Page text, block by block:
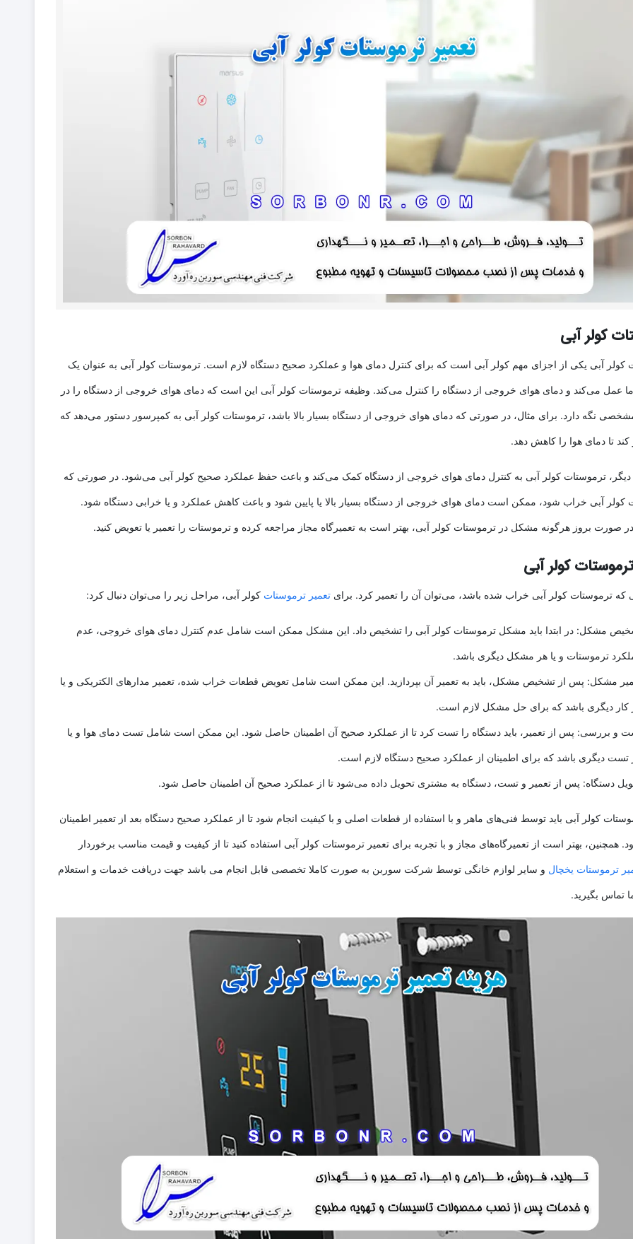
۱۶۰ سانتی متر
۱۸۰ سانتی متر
کولر آبی
کولر آبی یکی از اجزای مهم کولر آبی است که برای کنترل دمای هوا و عملکرد صحیح دستگاه لازم است. ترموستات کولر آبی به عنوان یک
عمل می‌کند و دمای هوای خروجی از دستگاه را کنترل می‌کند. وظیفه ترموستات کولر آبی این است که دمای هوای خروجی از دستگاه را در
نگه دارد. برای مثال، در صورتی که دمای هوای خروجی از دستگاه بسیار بالا باشد، ترموستات کولر آبی به کمپرسور دستور می‌دهد که
کند تا دمای هوا را کاهش دهد.
دیگر، ترموستات کولر آبی به کنترل دمای هوای خروجی از دستگاه کمک می‌کند و باعث حفظ عملکرد صحیح کولر آبی می‌شود. در صورتی که
کولر آبی خراب شود، ممکن است دمای هوای خروجی از دستگاه بسیار بالا یا پایین شود و باعث کاهش عملکرد و یا خرابی دستگاه شود.
در صورت بروز هرگونه مشکل در ترموستات کولر آبی، بهتر است به تعمیرگاه مجاز مراجعه کرده و ترموستات را تعمیر یا تعویض کنید.
کولر آبی
که ترموستات کولر آبی خراب شده باشد، می‌توان آن را تعمیر کرد. برایتعمیر ترموستات کولر آبی، مراحل زیر را می‌توان دنبال کرد:
مشکل: در ابتدا باید مشکل ترموستات کولر آبی را تشخیص داد. این مشکل ممکن است شامل عدم کنترل دمای هوای خروجی، عدم
ترموستات و یا هر مشکل دیگری باشد.
مشکل: پس از تشخیص مشکل، باید به تعمیر آن بپردازید. این ممکن است شامل تعویض قطعات خراب شده، تعمیر مدارهای الکتریکی و یا
کار دیگری باشد که برای حل مشکل لازم است.
و بررسی: پس از تعمیر، باید دستگاه را تست کرد تا از عملکرد صحیح آن اطمینان حاصل شود. این ممکن است شامل تست دمای هوا و یا
تست دیگری باشد که برای اطمینان از عملکرد صحیح دستگاه لازم است.
دستگاه: پس از تعمیر و تست، دستگاه به مشتری تحویل داده می‌شود تا از عملکرد صحیح آن اطمینان حاصل شود.
کولر آبی باید توسط فنی‌های ماهر و با استفاده از قطعات اصلی و با کیفیت انجام شود تا از عملکرد صحیح دستگاه بعد از تعمیر اطمینان
همچنین، بهتر است از تعمیرگاه‌های مجاز و با تجربه برای تعمیر ترموستات کولر آبی استفاده کنید تا از کیفیت و قیمت مناسب برخوردار
ترموستات یخچال و سایر لوازم خانگی توسط شرکت سوربن به صورت کاملا تخصصی قابل انجام می باشد جهت دریافت خدمات و استعلام
تماس بگیرید.